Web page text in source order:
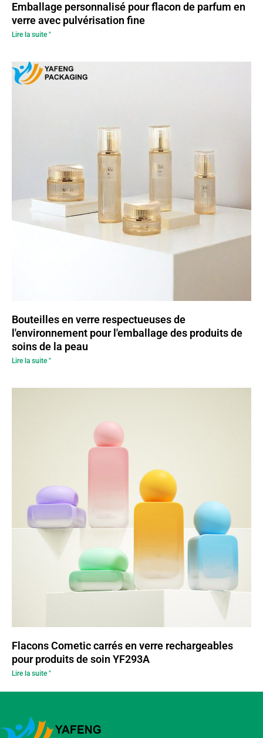
Emballage personnalisé pour flacon de parfum en
verre avec pulvérisation fine
Lire la suite "
Bouteilles en verre respectueuses de
l'environnement pour l'emballage des produits de
soins de la peau
Lire la suite "
Flacons Cometic carrés en verre rechargeables
pour produits de soin YF293A
Lire la suite "